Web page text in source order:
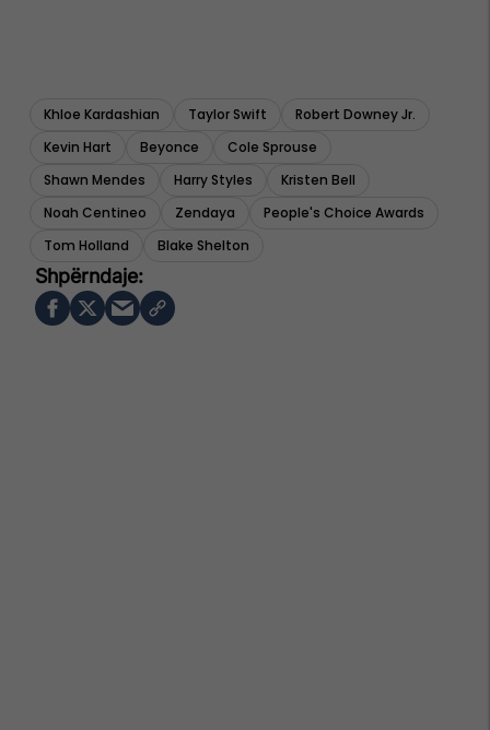
Khloe Kardashian Taylor Swift
Robert Downey Jr.
Kevin Hart
Beyonce
Cole Sprouse
Shawn Mendes
Harry Styles
Kristen Bell
Noah Centineo
Zendaya
People's Choice Awards
Tom Holland
Blake Shelton